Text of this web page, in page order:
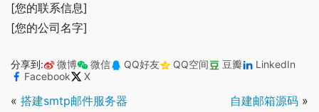
[您的联系信息]
[您的公司名字]
分享到: 微博 微信 QQ好友 QQ空间 豆瓣
LinkedIn
Facebook
X
« 搭建smtp邮件服务器 自建邮箱源码 »